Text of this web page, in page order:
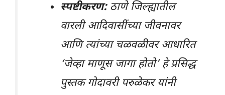
स्पष्टीकरण:ठाणे जिल्ह्यातील
वारली आदिवासींच्या जीवनावर
आणि त्यांच्या चळवळीवर आधारित
‘जेव्हा माणूस जागा होतो’ हे प्रसिद्ध
पुस्तक गोदावरी परुळेकर यांनी